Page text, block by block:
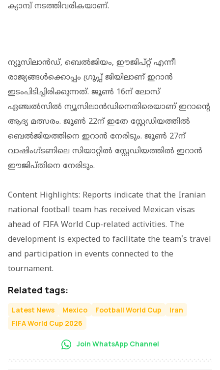
ക്യാമ്പ് നടത്തിവരികയാണ്.
ന്യൂസിലാൻഡ്, ബെൽജിയം, ഈജിപ്റ്റ് എന്നീ
രാജ്യങ്ങൾക്കൊപ്പം ​ഗ്രൂപ്പ് ജിയിലാണ് ഇറാൻ
ഇടംപിടിച്ചിരിക്കുന്നത്. ജൂൺ 16ന് ലോസ്
ഏഞ്ചൽസിൽ ന്യൂസിലാൻഡിനെതിരെയാണ് ഇറാൻ്റെ
ആദ്യ മത്സരം. ജൂൺ 22ന് ഇതേ സ്റ്റേഡിയത്തിൽ
ബെൽജിയത്തിനെ ഇറാൻ നേരിടും. ജൂൺ 27ന്
വാഷിം​ഗ്ടണിലെ സിയാറ്റിൽ സ്റ്റേഡിയത്തിൽ ഇറാൻ
ഈജിപ്തിനെ നേരിടും.
Content Highlights: Reports indicate that the Iranian
national football team has received Mexican visas
ahead of FIFA World Cup-related activities. The
development is expected to facilitate the team's travel
and participation in events connected to the
tournament.
Related tags:
Latest News Mexico Football World Cup
Iran
FIFA World Cup 2026
Join WhatsApp Channel